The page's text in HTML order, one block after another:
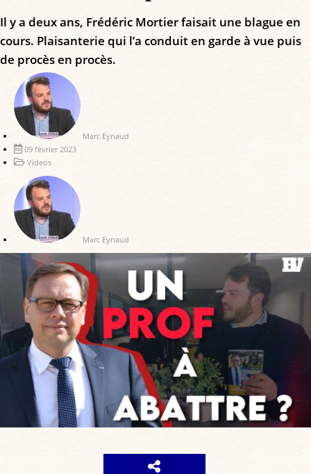
Il y a deux ans, Frédéric Mortier faisait une blague en
cours. Plaisanterie qui l’a conduit en garde à vue puis
de procès en procès.
Marc Eynaud
09 février 2023
Videos
Marc Eynaud